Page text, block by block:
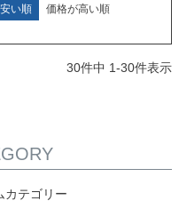
い順
価格が高い順
30件中 1-30件表示
カテゴリー